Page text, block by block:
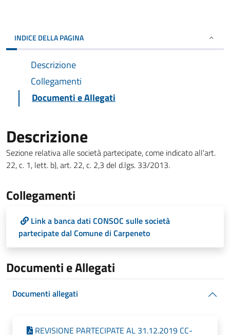
INDICE DELLA PAGINA
Descrizione
Collegamenti
Documenti e Allegati
Descrizione
Sezione relativa alle società partecipate, come indicato all'art.
22, c. 1, lett. b), art. 22, c. 2,3 del d.lgs. 33/2013.
Collegamenti
Link a banca dati CONSOC sulle società
partecipate dal Comune di Carpeneto
Documenti e Allegati
Documenti allegati
REVISIONE PARTECIPATE AL 31.12.2019 CC-